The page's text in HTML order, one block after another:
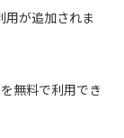
が追加されま
無料で利用でき